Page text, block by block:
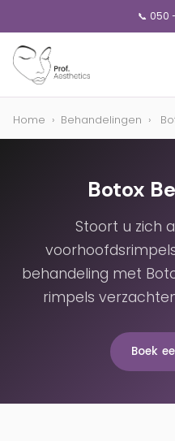
📞 050
Home › Behandelingen ›
Botox
Stoort u zich
behandeling met
rimpels
Boek